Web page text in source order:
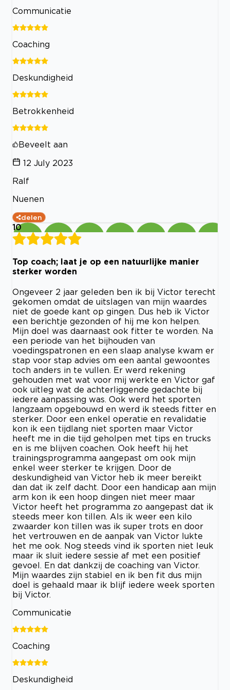
Communicatie
Coaching
Deskundigheid
Betrokkenheid
Beveelt aan
12 July 2023
Ralf
Nuenen
delen
10
Top coach; laat je op een natuurlijke manier
sterker worden
Ongeveer 2 jaar geleden ben ik bij Victor terecht
gekomen omdat de uitslagen van mijn waardes
niet de goede kant op gingen. Dus heb ik Victor
een berichtje gezonden of hij me kon helpen.
Mijn doel was daarnaast ook fitter te worden. Na
een periode van het bijhouden van
voedingspatronen en een slaap analyse kwam er
stap voor stap advies om een aantal gewoontes
toch anders in te vullen. Er werd rekening
gehouden met wat voor mij werkte en Victor gaf
ook uitleg wat de achterliggende gedachte bij
iedere aanpassing was. Ook werd het sporten
langzaam opgebouwd en werd ik steeds fitter en
sterker. Door een enkel operatie en revalidatie
kon ik een tijdlang niet sporten maar Victor
heeft me in die tijd geholpen met tips en trucks
en is me blijven coachen. Ook heeft hij het
trainingsprogramma aangepast om ook mijn
enkel weer sterker te krijgen. Door de
deskundigheid van Victor heb ik meer bereikt
dan dat ik zelf dacht. Door een handicap aan mijn
arm kon ik een hoop dingen niet meer maar
Victor heeft het programma zo aangepast dat ik
steeds meer kon tillen. Als ik weer een kilo
zwaarder kon tillen was ik super trots en door
het vertrouwen en de aanpak van Victor lukte
het me ook. Nog steeds vind ik sporten niet leuk
maar ik sluit iedere sessie af met een positief
gevoel. En dat dankzij de coaching van Victor.
Mijn waardes zijn stabiel en ik ben fit dus mijn
doel is gehaald maar ik blijf iedere week sporten
bij Victor.
Communicatie
Coaching
Deskundigheid